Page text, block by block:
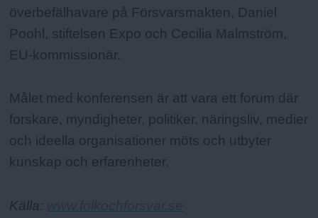
överbefälhavare på Försvarsmakten, Daniel
Poohl, stiftelsen Expo och Cecilia Malmström,
EU-kommissionär.
Målet med konferensen är att vara ett forum där
forskare, myndigheter, politiker, näringsliv, medier
och ideella organisationer möts och utbyter
kunskap och erfarenheter.
Källa: www.folkochforsvar.se